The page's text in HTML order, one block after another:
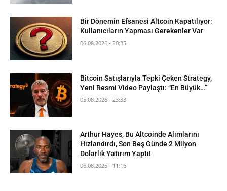
Bir Dönemin Efsanesi Altcoin Kapatılıyor:
Kullanıcıların Yapması Gerekenler Var
06.08.2026 - 20:35
Bitcoin Satışlarıyla Tepki Çeken Strategy,
Yeni Resmi Video Paylaştı: “En Büyük…”
05.08.2026 - 23:33
Arthur Hayes, Bu Altcoinde Alımlarını
Hızlandırdı, Son Beş Günde 2 Milyon
Dolarlık Yatırım Yaptı!
06.08.2026 - 11:16